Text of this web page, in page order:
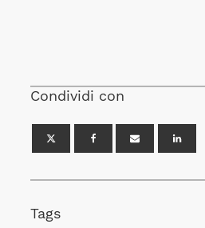
Condividi con
Tags